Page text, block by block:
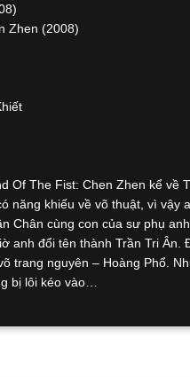
Zhen (2008)
Of The Fist: Chen Zhen kể
năng khiếu về võ thuật, vì
Chân cùng con của sư phụ
anh đổi tên thành Trần Tri
trang nguyên – Hoàng Phổ.
bị lôi kéo vào…